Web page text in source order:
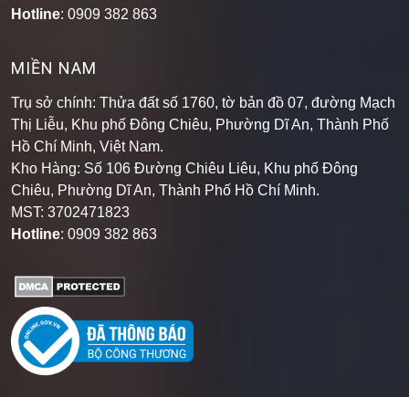
Thị Liễu, Khu phố Đông Chiêu, Phường Dĩ An, Thành Phố
Hồ Chí Minh, Việt Nam.
Kho Hàng: Số 106 Đường Chiêu Liêu, Khu phố Đông
Chiêu, Phường Dĩ An, Thành Phố Hồ Chí Minh.
MST: 3702471823
Hotline: 0909 382 863